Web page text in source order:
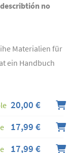
no
Materialien für
ein Handbuch
20,00 €
17,99 €
17,99 €